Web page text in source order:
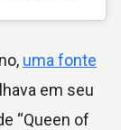
uma fonte
em seu
“Queen of